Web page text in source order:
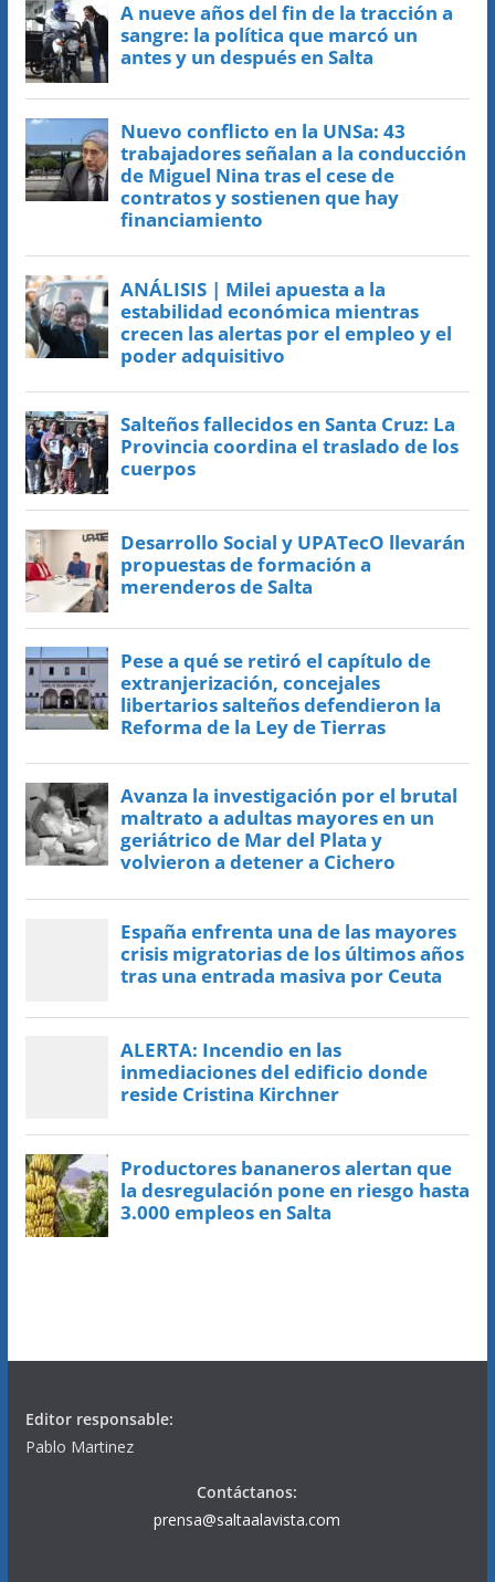
Editor responsable:
Pablo Martinez
Contáctanos:
prensa@saltaalavista.com